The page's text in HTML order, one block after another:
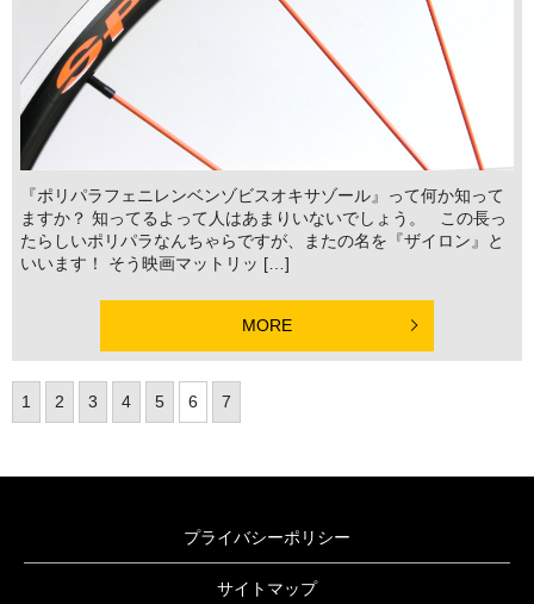
『ポリパラフェニレンベンゾビスオキサゾール』って何か知って
ますか？ 知ってるよって人はあまりいないでしょう。 この長っ
たらしいポリパラなんちゃらですが、またの名を『ザイロン』と
いいます！ そう映画マットリッ […]
MORE
1 2 3 4 5 6 7
プライバシーポリシー
サイトマップ